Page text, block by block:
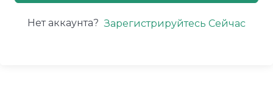
Нет аккаунта? Зарегистрируйтесь Сейчас